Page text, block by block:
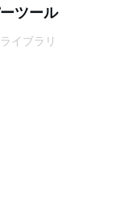
ツール
イブラリ